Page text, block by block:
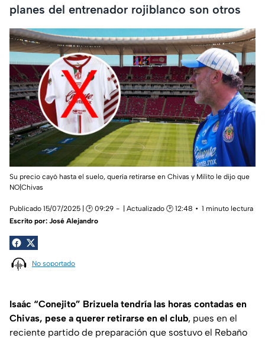
planes del entrenador rojiblanco son otros
Su precio cayó hasta el suelo, quería retirarse en Chivas y Milito le dijo que
NO|Chivas
Publicado 15/07/2025 | 🕑 09:29 | Actualizado 🕑 12:48
1 minuto lectura
Escrito por: José Alejandro
No soportado
Isaác “Conejito” Brizuela tendría las horas contadas en
Chivas, pese a querer retirarse en el club, pues en el
reciente partido de preparación que sostuvo el Rebaño